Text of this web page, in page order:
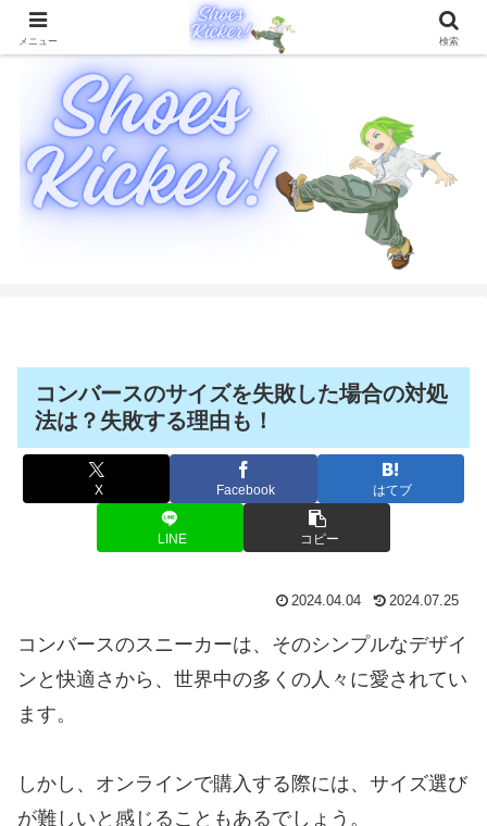
靴に関することを徹底的に解説したブログメディア
コンバースのサイズを失敗した場合の対処
法は？失敗する理由も！
X Facebook はてブ
LINE コピー
2024.04.04 2024.07.25
コンバースのスニーカーは、そのシンプルなデザイ
ンと快適さから、世界中の多くの人々に愛されてい
ます。
しかし、オンラインで購入する際には、サイズ選び
が難しいと感じることもあるでしょう。
メニュー 検索